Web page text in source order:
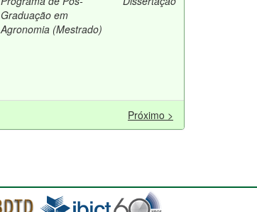
Graduação em
Agronomia (Mestrado)
Próximo >